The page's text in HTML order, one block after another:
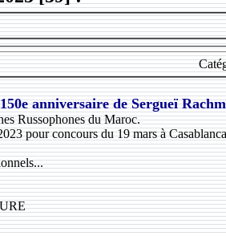
anniversaire de Sergueï
Russophones du Maroc.
pour concours du 19 mars à